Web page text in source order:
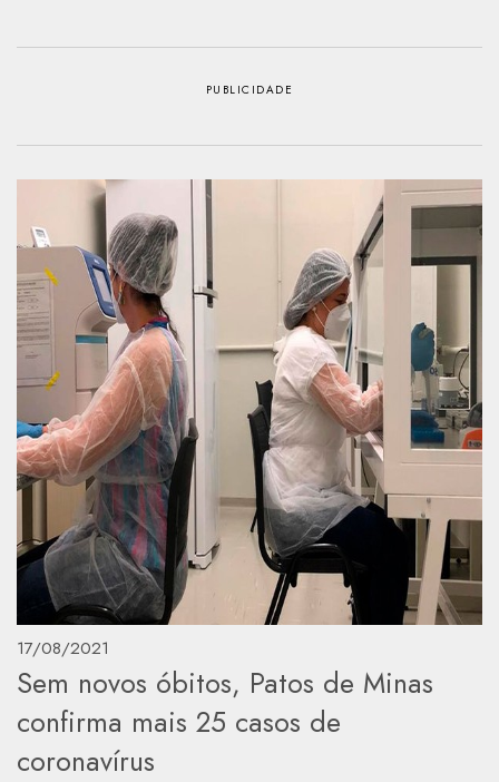
17/08/2021
Sem novos óbitos, Patos de Minas
confirma mais 25 casos de
coronavírus